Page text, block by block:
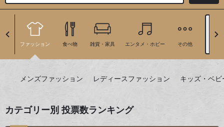
ファッション 食べ物 雑貨・家具 エンタメ・ホビー その他
メンズファッション レディースファッション キッズ・ベビ
カテゴリー別 投票数ランキング